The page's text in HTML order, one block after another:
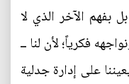
بفهم الآخر الذي لا
فكرياً؛ لأن لنا ــ
على إدارة جدلية